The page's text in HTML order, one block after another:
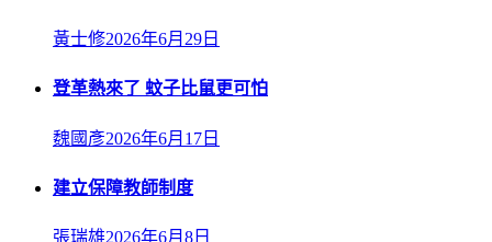
黃士修2026年6月29日
登革熱來了 蚊子比鼠更可怕
魏國彥2026年6月17日
建立保障教師制度
張瑞雄2026年6月8日